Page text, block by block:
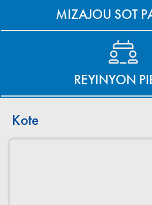
MIZAJOU SOT
REYINYON
Kote